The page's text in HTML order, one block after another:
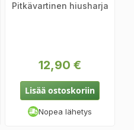
80%
Pitkävartinen hiusharja
12,90 €
Lisää ostoskoriin
Nopea lähetys